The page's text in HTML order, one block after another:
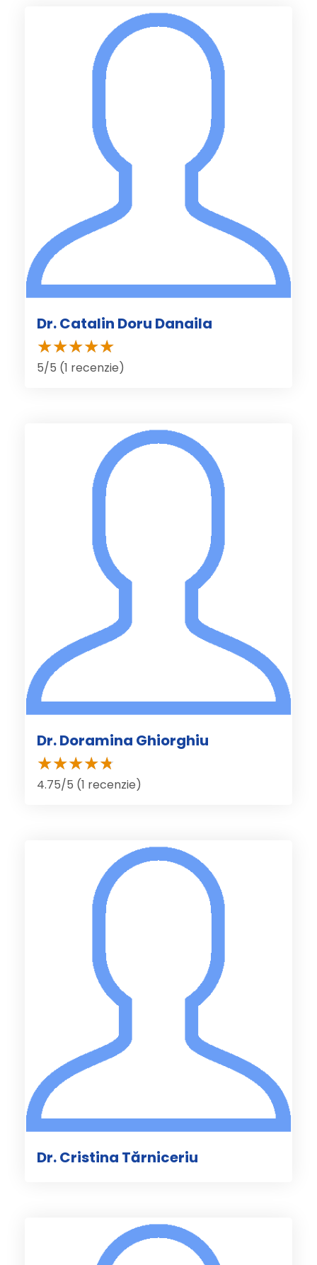
Dr. Catalin Doru Danaila
5/5 (1 recenzie)
Dr. Doramina Ghiorghiu
4.75/5 (1 recenzie)
Dr. Cristina Tărniceriu